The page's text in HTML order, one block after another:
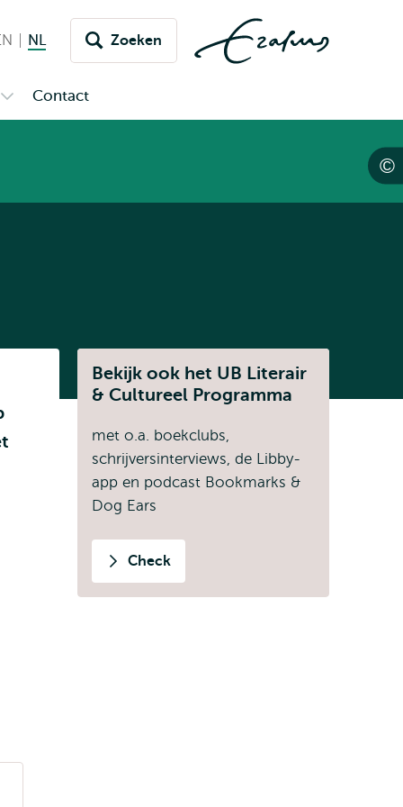
English
NLNederlands huidige taal
Zoeken
Contact
Bekijk ook het UB Literair
& Cultureel Programma
met o.a. boekclubs,
schrijversinterviews, de Libby-
app en podcast Bookmarks &
Dog Ears
Check